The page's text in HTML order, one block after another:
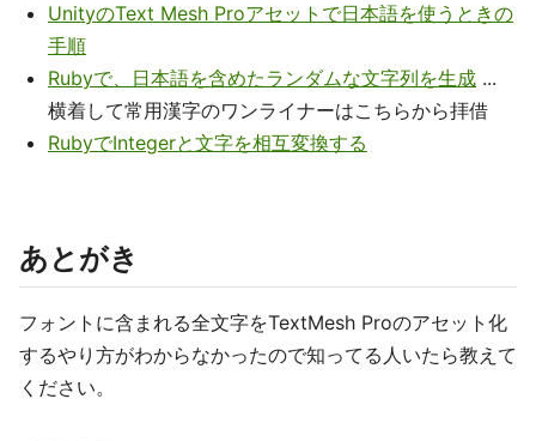
UnityのText Mesh Proアセットで日本語を使うときの
手順
Rubyで、日本語を含めたランダムな文字列を生成 ...
横着して常用漢字のワンライナーはこちらから拝借
RubyでIntegerと文字を相互変換する
あとがき
フォントに含まれる全文字をTextMesh Proのアセット化
するやり方がわからなかったので知ってる人いたら教えて
ください。